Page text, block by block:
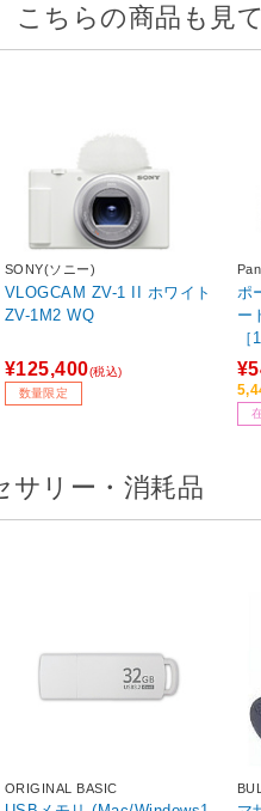
こちらの商品も見て
SONY(ソニー)
VLOGCAM ZV-1 II ホワイト
ZV-1M2 WQ
¥125,400(税込)
数量限定
ポ
ート
サリー・消耗品
ORIGINAL BASIC